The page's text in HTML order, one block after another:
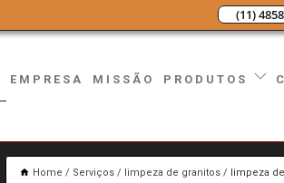
(11)
EMPRESA MISSÃO PRODUTOS
Home Serviços limpeza de granitos limpeza